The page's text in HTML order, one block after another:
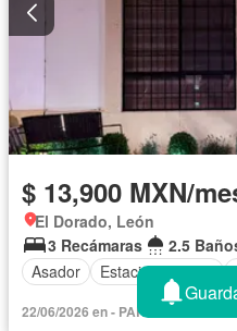
$ 13,900 MXN/
El Dorado, León
3 Recámaras
2.5
Asador
Estacionamiento
22/06/2026 en - PARSO Bienes